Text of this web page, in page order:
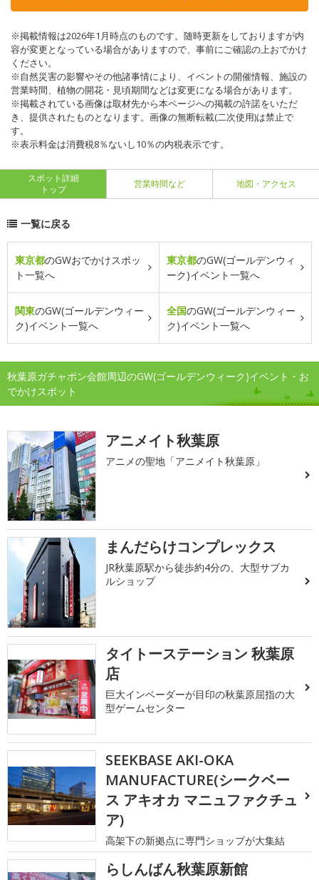
※掲載情報は2026年1月時点のものです。随時更新をしておりますが内
容が変更となっている場合がありますので、事前にご確認の上おでかけ
ください。
※自然災害の影響やその他諸事情により、イベントの開催情報、施設の
営業時間、植物の開花・見頃期間などは変更になる場合があります。
※掲載されている画像は取材先から本ページへの掲載の許諾をいただ
き、提供されたものとなります。画像の無断転載(二次使用)は禁止で
す。
※表示料金は消費税8％ないし10％の内税表示です。
スポット詳細
トップ
営業時間など 地図・アクセス
一覧に戻る
東京都のGWおでかけスポッ
ト一覧へ
東京都のGW(ゴールデンウィ
ーク)イベント一覧へ
関東のGW(ゴールデンウィー
ク)イベント一覧へ
全国のGW(ゴールデンウィー
ク)イベント一覧へ
秋葉原ガチャポン会館周辺のGW(ゴールデンウィーク)イベント・お
でかけスポット
アニメイト秋葉原
アニメの聖地「アニメイト秋葉原」
まんだらけコンプレックス
JR秋葉原駅から徒歩約4分の、大型サブカ
ルショップ
タイトーステーション 秋葉原
店
巨大インベーダーが目印の秋葉原屈指の大
型ゲームセンター
SEEKBASE AKI-OKA
MANUFACTURE(シークベー
ス アキオカ マニュファクチュ
ア)
高架下の新拠点に専門ショップが大集結
らしんばん秋葉原新館